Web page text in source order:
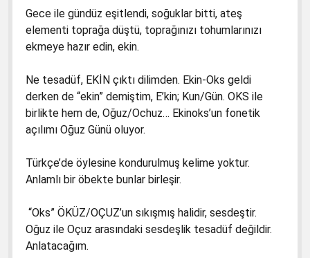
Dava Açtığımız Kitaplar (2012-2017) menüyü
2017-2018 İlkokul Kitaplarında Gördüklerim
1. Sınıf Matematik Kitabında Gördüklerim
1. Sınıf Okuma Yazma Kitabında Gördüklerim
2. Sınıf İngilizce Kitabında 3 Gözlü Canavar
3. Sınıf Hayat Bilgisi Kitabında Gördüğüm
5. Sınıf İngiliz Kitabında Gördüklerim
6. Sınıf Hz. Muhammed’in Hayatı
Basın Savcılığına Yazılı İfadem menüyü
Türkçe-1 için Başsavcılığa Suç Duyurusu
17.1.2018
Ders Kitaplarına Açılan Davalar menüyü
aç
1. Sınıf Çalışma Kitaplarında Pedagojik
1. Sınıf Hayat Bilgisi Dava Dilekçesi
1. Sınıf Türkçe Kitapları Davası
1. Sınıf Türkçe Kitapları Dava Dilekçesi
Gece ile gündüz eşitlendi, soğuklar bitti, ateş
elementi toprağa düştü, toprağınızı tohumlarınızı
ekmeye hazır edin, ekin.
Ne tesadüf, EKİN çıktı dilimden. Ekin-Oks geldi
derken de “ekin” demiştim, E’kin; Kun/Gün. OKS ile
birlikte hem de, Oğuz/Ochuz… Ekinoks’un fonetik
açılımı Oğuz Günü oluyor.
Türkçe’de öylesine kondurulmuş kelime yoktur.
Anlamlı bir öbekte bunlar birleşir.
“Oks” ÖKÜZ/OÇUZ’un sıkışmış halidir, sesdeştir.
Oğuz ile Oçuz arasındaki sesdeşlik tesadüf değildir.
Anlatacağım.